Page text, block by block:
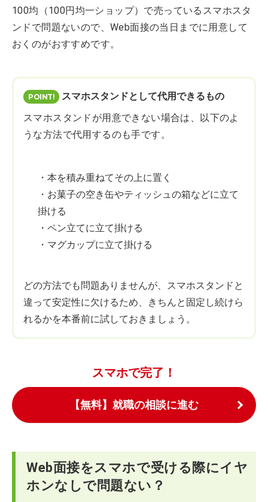
100均（100円均一ショップ）で売っているスマホスタ
ンドで問題ないので、Web面接の当日までに用意して
おくのがおすすめです。
スマホスタンドとして代用できるもの
スマホスタンドが用意できない場合は、以下のよ
うな方法で代用するのも手です。
・本を積み重ねてその上に置く
・お菓子の空き缶やティッシュの箱などに立て
掛ける
・ペン立てに立て掛ける
・マグカップに立て掛ける
どの方法でも問題ありませんが、スマホスタンドと
違って安定性に欠けるため、きちんと固定し続けら
れるかを本番前に試しておきましょう。
スマホで完了！
【無料】就職の相談に進む
Web面接をスマホで受ける際にイヤ
ホンなしで問題ない？